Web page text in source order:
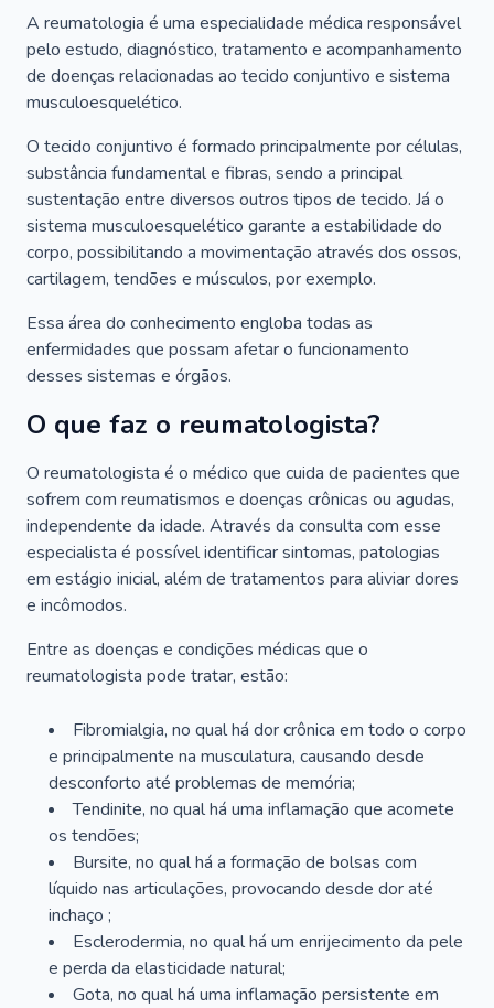
A reumatologia é uma especialidade médica responsável
pelo estudo, diagnóstico, tratamento e acompanhamento
de doenças relacionadas ao tecido conjuntivo e sistema
musculoesquelético.
O tecido conjuntivo é formado principalmente por células,
substância fundamental e fibras, sendo a principal
sustentação entre diversos outros tipos de tecido. Já o
sistema musculoesquelético garante a estabilidade do
corpo, possibilitando a movimentação através dos ossos,
cartilagem, tendões e músculos, por exemplo.
Essa área do conhecimento engloba todas as
enfermidades que possam afetar o funcionamento
desses sistemas e órgãos.
O que faz o reumatologista?
O reumatologista é o médico que cuida de pacientes que
sofrem com reumatismos e doenças crônicas ou agudas,
independente da idade. Através da consulta com esse
especialista é possível identificar sintomas, patologias
em estágio inicial, além de tratamentos para aliviar dores
e incômodos.
Entre as doenças e condições médicas que o
reumatologista pode tratar, estão:
Fibromialgia, no qual há dor crônica em todo o corpo
e principalmente na musculatura, causando desde
desconforto até problemas de memória;
Tendinite, no qual há uma inflamação que acomete
os tendões;
Bursite, no qual há a formação de bolsas com
líquido nas articulações, provocando desde dor até
inchaço ;
Esclerodermia, no qual há um enrijecimento da pele
e perda da elasticidade natural;
Gota, no qual há uma inflamação persistente em